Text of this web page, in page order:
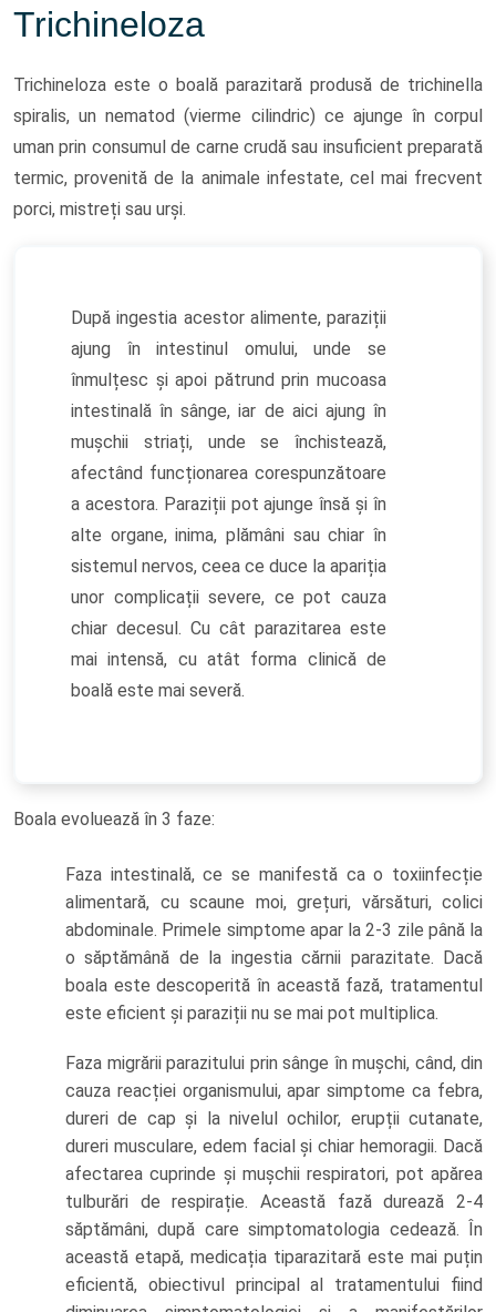
Trichineloza
Trichineloza este o boală parazitară produsă de trichinella
spiralis, un nematod (vierme cilindric) ce ajunge în corpul
uman prin consumul de carne crudă sau insuficient preparată
termic, provenită de la animale infestate, cel mai frecvent
porci, mistreți sau urși.
După ingestia acestor alimente, paraziții
ajung în intestinul omului, unde se
înmulțesc și apoi pătrund prin mucoasa
intestinală în sânge, iar de aici ajung în
mușchii striați, unde se închistează,
afectând funcționarea corespunzătoare
a acestora. Paraziții pot ajunge însă și în
alte organe, inima, plămâni sau chiar în
sistemul nervos, ceea ce duce la apariția
unor complicații severe, ce pot cauza
chiar decesul. Cu cât parazitarea este
mai intensă, cu atât forma clinică de
boală este mai severă.
Boala evoluează în 3 faze:
Faza intestinală, ce se manifestă ca o toxiinfecție
alimentară, cu scaune moi, grețuri, vărsături, colici
abdominale. Primele simptome apar la 2-3 zile până la
o săptămână de la ingestia cărnii parazitate. Dacă
boala este descoperită în această fază, tratamentul
este eficient și paraziții nu se mai pot multiplica.
Faza migrării parazitului prin sânge în mușchi, când, din
cauza reacției organismului, apar simptome ca febra,
dureri de cap și la nivelul ochilor, erupții cutanate,
dureri musculare, edem facial și chiar hemoragii. Dacă
afectarea cuprinde și mușchii respiratori, pot apărea
tulburări de respirație. Această fază durează 2-4
săptămâni, după care simptomatologia cedează. În
această etapă, medicația tiparazitară este mai puțin
eficientă, obiectivul principal al tratamentului fiind